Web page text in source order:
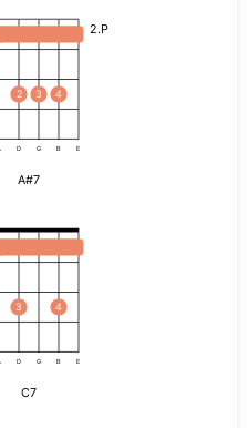
2.P
2 3 4
D G B E
A#7
3 4
D G B E
C7